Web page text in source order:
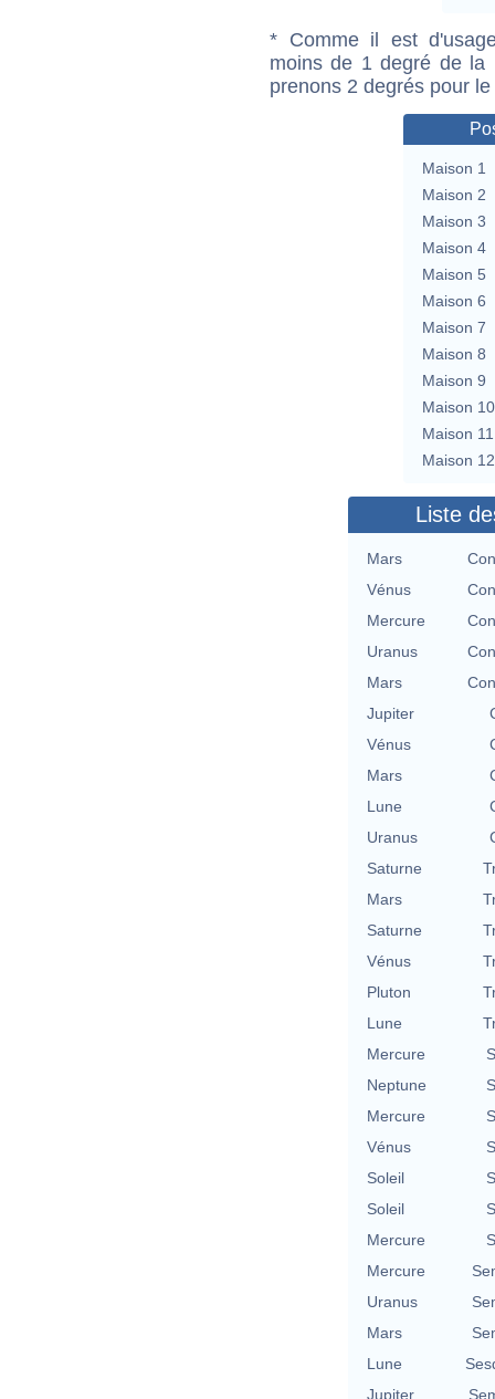
* Comme il est
moins de 1 degré de la
prenons 2 degrés pour
Maison 1
Maison 2
Maison 3
Maison 4
Maison 5
Maison 6
Maison 7
Maison 8
Maison 9
Maison 10
Maison 11
Maison 12
Liste
Mars
Vénus
Mercure
Uranus
Mars
Jupiter
Vénus
Mars
Lune
Uranus
Saturne
Mars
Saturne
Vénus
Pluton
Lune
Mercure
Neptune
Mercure
Vénus
Soleil
Soleil
Mercure
Mercure
Uranus
Mars
Lune
Jupiter